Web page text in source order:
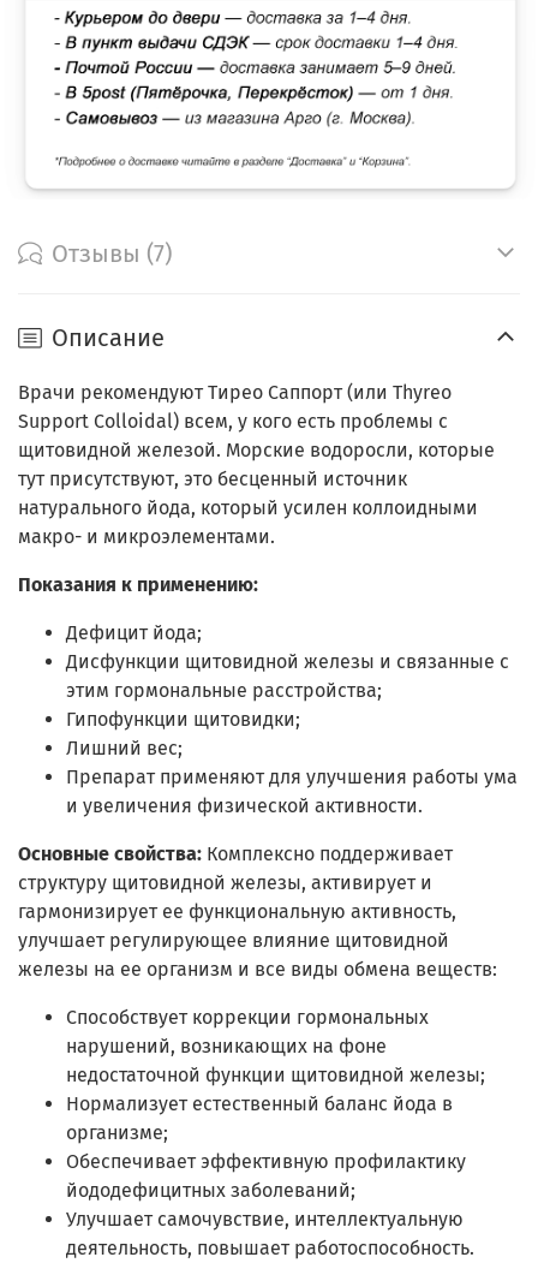
Отзывы (7)
Описание
Врачи рекомендуют Тирео Саппорт (или Thyreo
Support Colloidal) всем, у кого есть проблемы с
щитовидной железой. Морские водоросли, которые
тут присутствуют, это бесценный источник
натурального йода, который усилен коллоидными
макро- и микроэлементами.
Показания к применению:
Дефицит йода;
Дисфункции щитовидной железы и связанные с
этим гормональные расстройства;
Гипофункции щитовидки;
Лишний вес;
Препарат применяют для улучшения работы ума
и увеличения физической активности.
Основные свойства: Комплексно поддерживает
структуру щитовидной железы, активирует и
гармонизирует ее функциональную активность,
улучшает регулирующее влияние щитовидной
железы на ее организм и все виды обмена веществ:
Способствует коррекции гормональных
нарушений, возникающих на фоне
недостаточной функции щитовидной железы;
Нормализует естественный баланс йода в
организме;
Обеспечивает эффективную профилактику
йододефицитных заболеваний;
Улучшает самочувствие, интеллектуальную
деятельность, повышает работоспособность.